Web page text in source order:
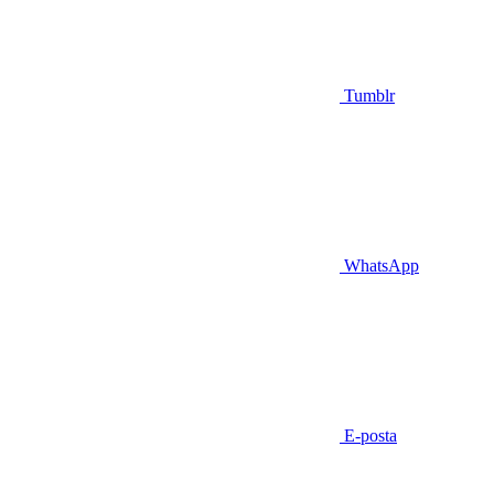
Tumblr
WhatsApp
E-posta